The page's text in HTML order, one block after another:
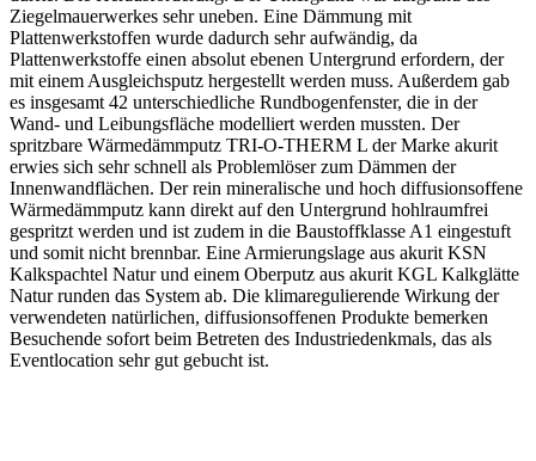
Ziegelmauerwerkes sehr uneben. Eine Dämmung mit
Plattenwerkstoffen wurde dadurch sehr aufwändig, da
Plattenwerkstoffe einen absolut ebenen Untergrund erfordern, der
mit einem Ausgleichsputz hergestellt werden muss. Außerdem gab
es insgesamt 42 unterschiedliche Rundbogenfenster, die in der
Wand- und Leibungsfläche modelliert werden mussten. Der
spritzbare Wärmedämmputz TRI-O-THERM L der Marke akurit
erwies sich sehr schnell als Problemlöser zum Dämmen der
Innenwandflächen. Der rein mineralische und hoch diffusionsoffene
Wärmedämmputz kann direkt auf den Untergrund hohlraumfrei
gespritzt werden und ist zudem in die Baustoffklasse A1 eingestuft
und somit nicht brennbar. Eine Armierungslage aus akurit KSN
Kalkspachtel Natur und einem Oberputz aus akurit KGL Kalkglätte
Natur runden das System ab. Die klimaregulierende Wirkung der
verwendeten natürlichen, diffusionsoffenen Produkte bemerken
Besuchende sofort beim Betreten des Industriedenkmals, das als
Eventlocation sehr gut gebucht ist.